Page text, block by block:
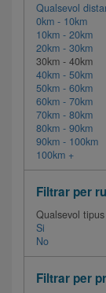
Qualsevol
0km - 10km
10km - 20km
20km - 30km
30km - 40km
40km - 50km
50km - 60km
60km - 70km
70km - 80km
80km - 90km
90km - 100km
100km +
Filtrar per
Qualsevol tipus
Si
No
Filtrar per